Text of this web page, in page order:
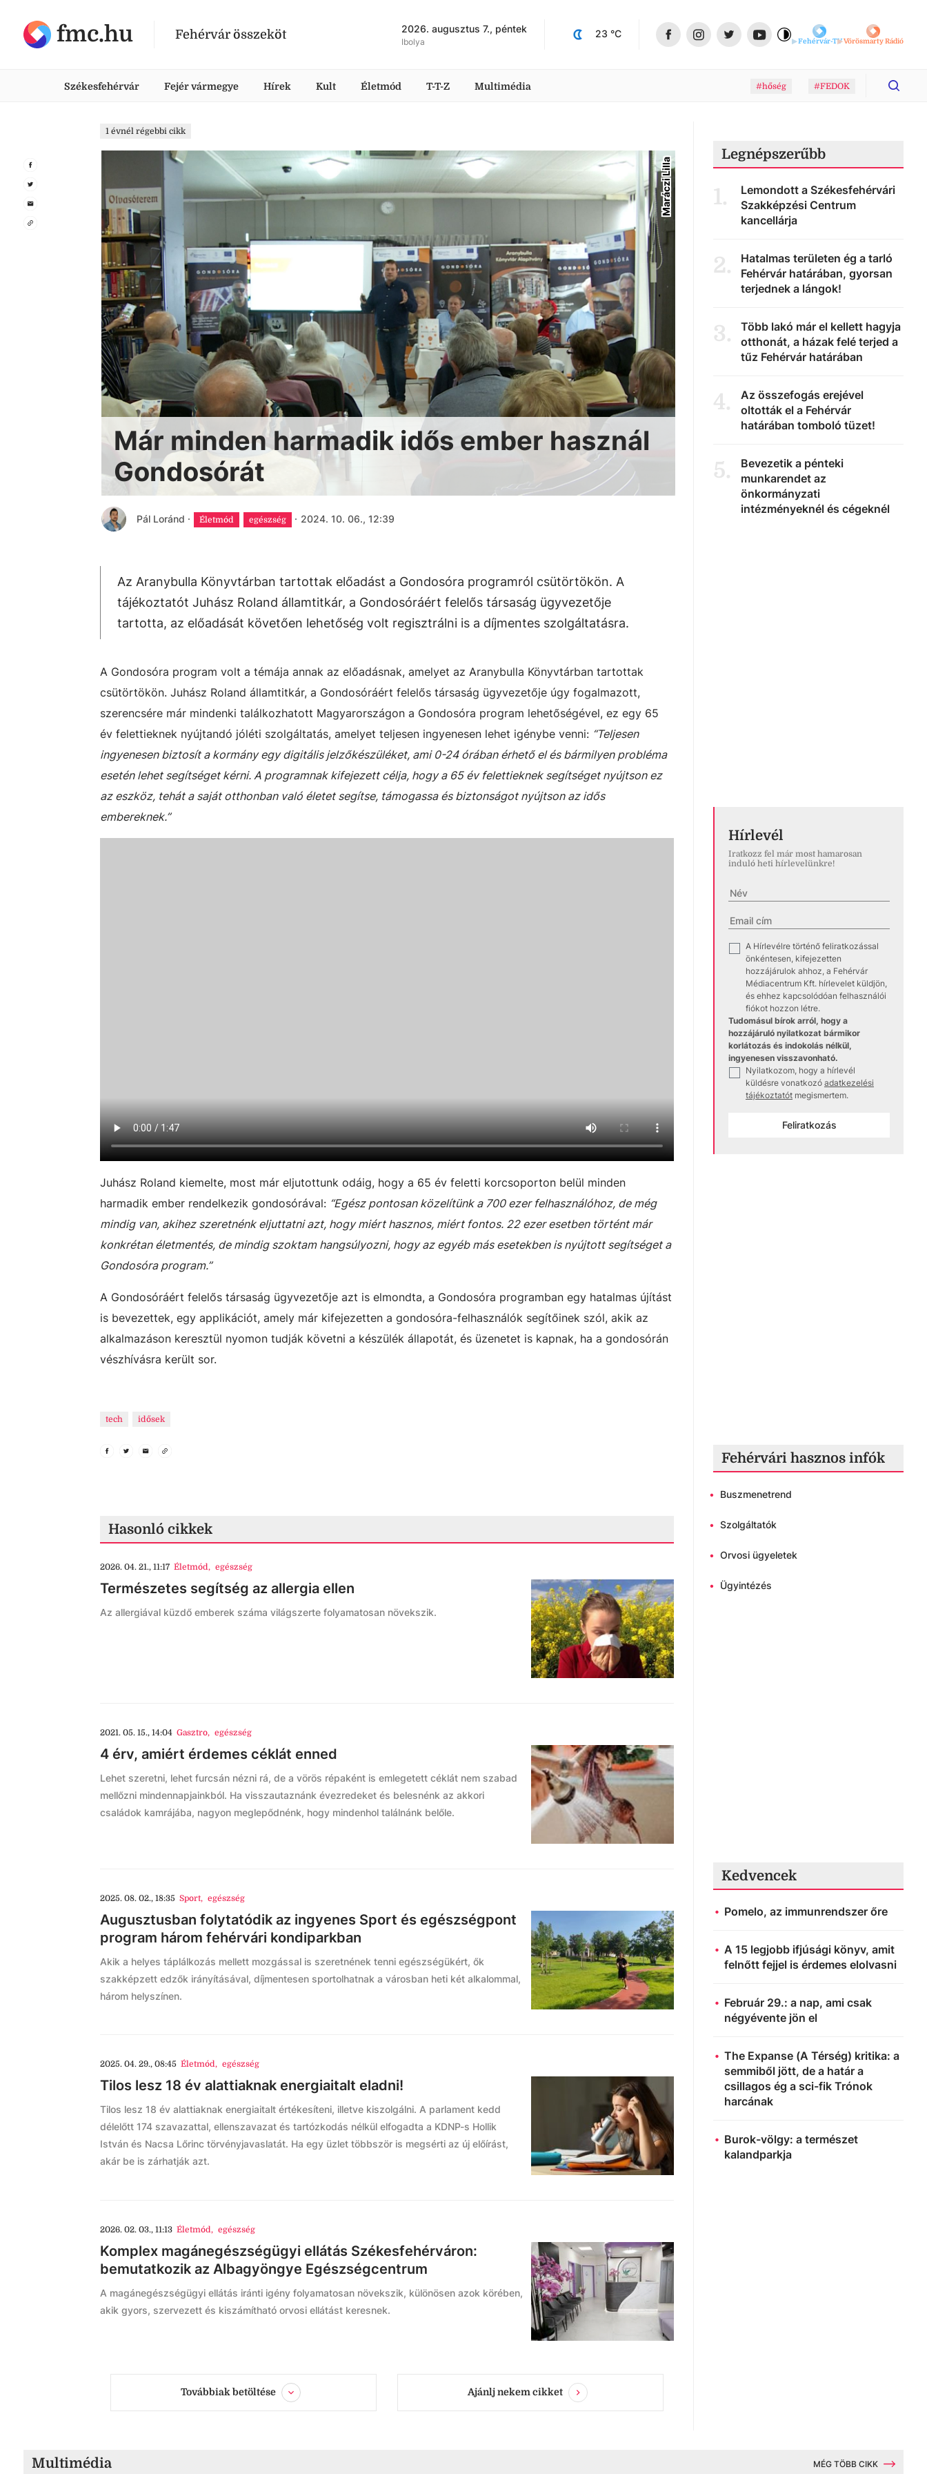
fmc.hu Fehérvár összeköt 2026. augusztus 7., péntek
Ibolya
23 °C
Fehérvár-TVVörösmarty Rádió
Székesfehérvár Fejér vármegye Hírek Kult Életmód T-T-Z Multimédia #hőség #FEDOK
1 évnél régebbi cikk
Maráczi Lilla
Már minden harmadik idős ember használ
Gondosórát
Pál Loránd · Életmód egészség · 2024. 10. 06., 12:39
Az Aranybulla Könyvtárban tartottak előadást a Gondosóra programról csütörtökön. A
tájékoztatót Juhász Roland államtitkár, a Gondosóráért felelős társaság ügyvezetője
tartotta, az előadását követően lehetőség volt regisztrálni is a díjmentes szolgáltatásra.
A Gondosóra program volt a témája annak az előadásnak, amelyet az Aranybulla Könyvtárban tartottak
csütörtökön. Juhász Roland államtitkár, a Gondosóráért felelős társaság ügyvezetője úgy fogalmazott,
szerencsére már mindenki találkozhatott Magyarországon a Gondosóra program lehetőségével, ez egy 65
év felettieknek nyújtandó jóléti szolgáltatás, amelyet teljesen ingyenesen lehet igénybe venni: “Teljesen
ingyenesen biztosít a kormány egy digitális jelzőkészüléket, ami 0-24 órában érhető el és bármilyen probléma
esetén lehet segítséget kérni. A programnak kifejezett célja, hogy a 65 év felettieknek segítséget nyújtson ez
az eszköz, tehát a saját otthonban való életet segítse, támogassa és biztonságot nyújtson az idős
embereknek.”
Juhász Roland kiemelte, most már eljutottunk odáig, hogy a 65 év feletti korcsoporton belül minden
harmadik ember rendelkezik gondosórával: “Egész pontosan közelítünk a 700 ezer felhasználóhoz, de még
mindig van, akihez szeretnénk eljuttatni azt, hogy miért hasznos, miért fontos. 22 ezer esetben történt már
konkrétan életmentés, de mindig szoktam hangsúlyozni, hogy az egyéb más esetekben is nyújtott segítséget a
Gondosóra program.”
A Gondosóráért felelős társaság ügyvezetője azt is elmondta, a Gondosóra programban egy hatalmas újítást
is bevezettek, egy applikációt, amely már kifejezetten a gondosóra-felhasználók segítőinek szól, akik az
alkalmazáson keresztül nyomon tudják követni a készülék állapotát, és üzenetet is kapnak, ha a gondosórán
vészhívásra került sor.
tech idősek
Hasonló cikkek
2026. 04. 21., 11:17 Életmód, egészség
Természetes segítség az allergia ellen
Az allergiával küzdő emberek száma világszerte folyamatosan növekszik.
2021. 05. 15., 14:04 Gasztro, egészség
4 érv, amiért érdemes céklát enned
Lehet szeretni, lehet furcsán nézni rá, de a vörös répaként is emlegetett céklát nem szabad
mellőzni mindennapjainkból. Ha visszautaznánk évezredeket és belesnénk az akkori
családok kamrájába, nagyon meglepődnénk, hogy mindenhol találnánk belőle.
2025. 08. 02., 18:35 Sport, egészség
Augusztusban folytatódik az ingyenes Sport és egészségpont
program három fehérvári kondiparkban
Akik a helyes táplálkozás mellett mozgással is szeretnének tenni egészségükért, ők
szakképzett edzők irányításával, díjmentesen sportolhatnak a városban heti két alkalommal,
három helyszínen.
2025. 04. 29., 08:45 Életmód, egészség
Tilos lesz 18 év alattiaknak energiaitalt eladni!
Tilos lesz 18 év alattiaknak energiaitalt értékesíteni, illetve kiszolgálni. A parlament kedd
délelőtt 174 szavazattal, ellenszavazat és tartózkodás nélkül elfogadta a KDNP-s Hollik
István és Nacsa Lőrinc törvényjavaslatát. Ha egy üzlet többször is megsérti az új előírást,
akár be is zárhatják azt.
2026. 02. 03., 11:13 Életmód, egészség
Komplex magánegészségügyi ellátás Székesfehérváron:
bemutatkozik az Albagyöngye Egészségcentrum
A magánegészségügyi ellátás iránti igény folyamatosan növekszik, különösen azok körében,
akik gyors, szervezett és kiszámítható orvosi ellátást keresnek.
Továbbiak betöltése Ajánlj nekem cikket
Legnépszerűbb
1.
Lemondott a Székesfehérvári
Szakképzési Centrum
kancellárja
2.
Hatalmas területen ég a tarló
Fehérvár határában, gyorsan
terjednek a lángok!
3.
Több lakó már el kellett hagyja
otthonát, a házak felé terjed a
tűz Fehérvár határában
4.
Az összefogás erejével
oltották el a Fehérvár
határában tomboló tüzet!
5.
Bevezetik a pénteki
munkarendet az
önkormányzati
intézményeknél és cégeknél
Hírlevél
Iratkozz fel már most hamarosan
induló heti hírlevelünkre!
A Hírlevélre történő feliratkozással
önkéntesen, kifejezetten
hozzájárulok ahhoz, a Fehérvár
Médiacentrum Kft. hírlevelet küldjön,
és ehhez kapcsolódóan felhasználói
fiókot hozzon létre.
Tudomásul bírok arról, hogy a
hozzájáruló nyilatkozat bármikor
korlátozás és indokolás nélkül,
ingyenesen visszavonható.
Nyilatkozom, hogy a hírlevél
küldésre vonatkozó adatkezelési
tájékoztatót megismertem.
Feliratkozás
Fehérvári hasznos infók
• Buszmenetrend
• Szolgáltatók
• Orvosi ügyeletek
• Ügyintézés
Kedvencek
Pomelo, az immunrendszer őre
A 15 legjobb ifjúsági könyv, amit
felnőtt fejjel is érdemes elolvasni
Február 29.: a nap, ami csak
négyévente jön el
The Expanse (A Térség) kritika: a
semmiből jött, de a határ a
csillagos ég a sci-fik Trónok
harcának
Burok-völgy: a természet
kalandparkja
Multimédia MÉG TÖBB CIKK